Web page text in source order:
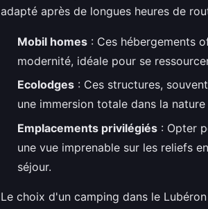
adapté après de longues heures de
Mobil homes : Ces hébergements
modernité, idéale pour se
Ecolodges : Ces structures,
une immersion totale dans la
Emplacements privilégiés : Opter
une vue imprenable sur les reliefs
séjour.
Le choix d'un camping dans le